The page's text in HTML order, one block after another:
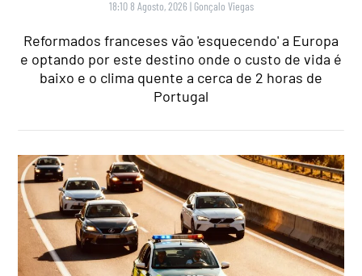
18:10 8 Agosto, 2026 | Gonçalo Viegas
Reformados franceses vão 'esquecendo' a Europa
e optando por este destino onde o custo de vida é
baixo e o clima quente a cerca de 2 horas de
Portugal